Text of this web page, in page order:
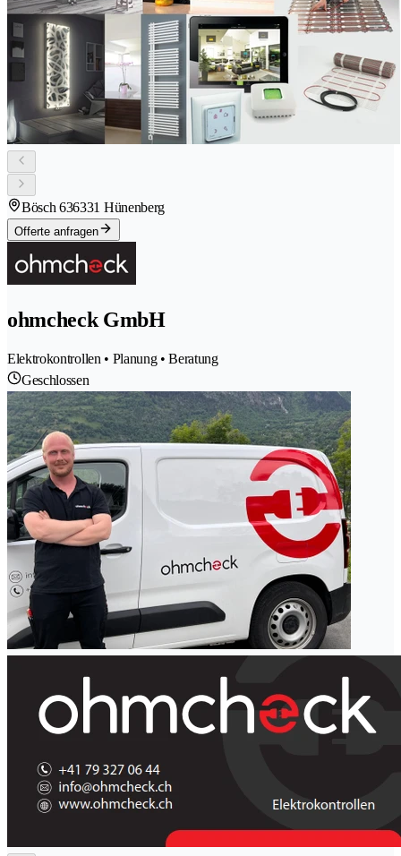
Bösch 636331 Hünenberg
Offerte anfragen
ohmcheck GmbH
Elektrokontrollen • Planung • Beratung
Geschlossen